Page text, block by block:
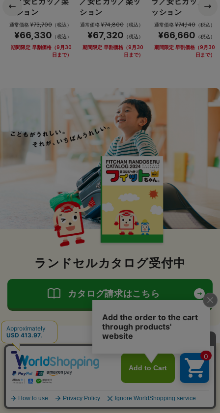
ッション
通常価格 ¥73,700 （税込）
¥66,330 （税込）
期間限定 早割価格（9月30
日まで）
ション
通常価格 ¥74,800 （税込）
¥67,320 （税込）
期間限定 早割価格（9月30
日まで）
ッション
通常価格 ¥74,140 （税込）
¥66,660 （税込）
期間限定 早割価格（9月30
日まで）
ランドセルカタログ受付中
カタログ請求はこちら
アイテム比較
アイテムを全削除
ランドセルのフィットちゃん
すべてのカラーの女の子向けランドセル
パールの女の子向けランドセル
リノル／安ピカッ／楽ッション（FIT-266AZR） シャンパンピンク×ベージュ
ランドセルのフィットちゃん
女の子に人気のランドセル
リノル